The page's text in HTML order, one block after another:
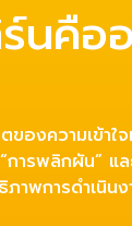
ร์นคื
ตของความเข้า
การพลิกผัน” แ
าพการดำเนินง